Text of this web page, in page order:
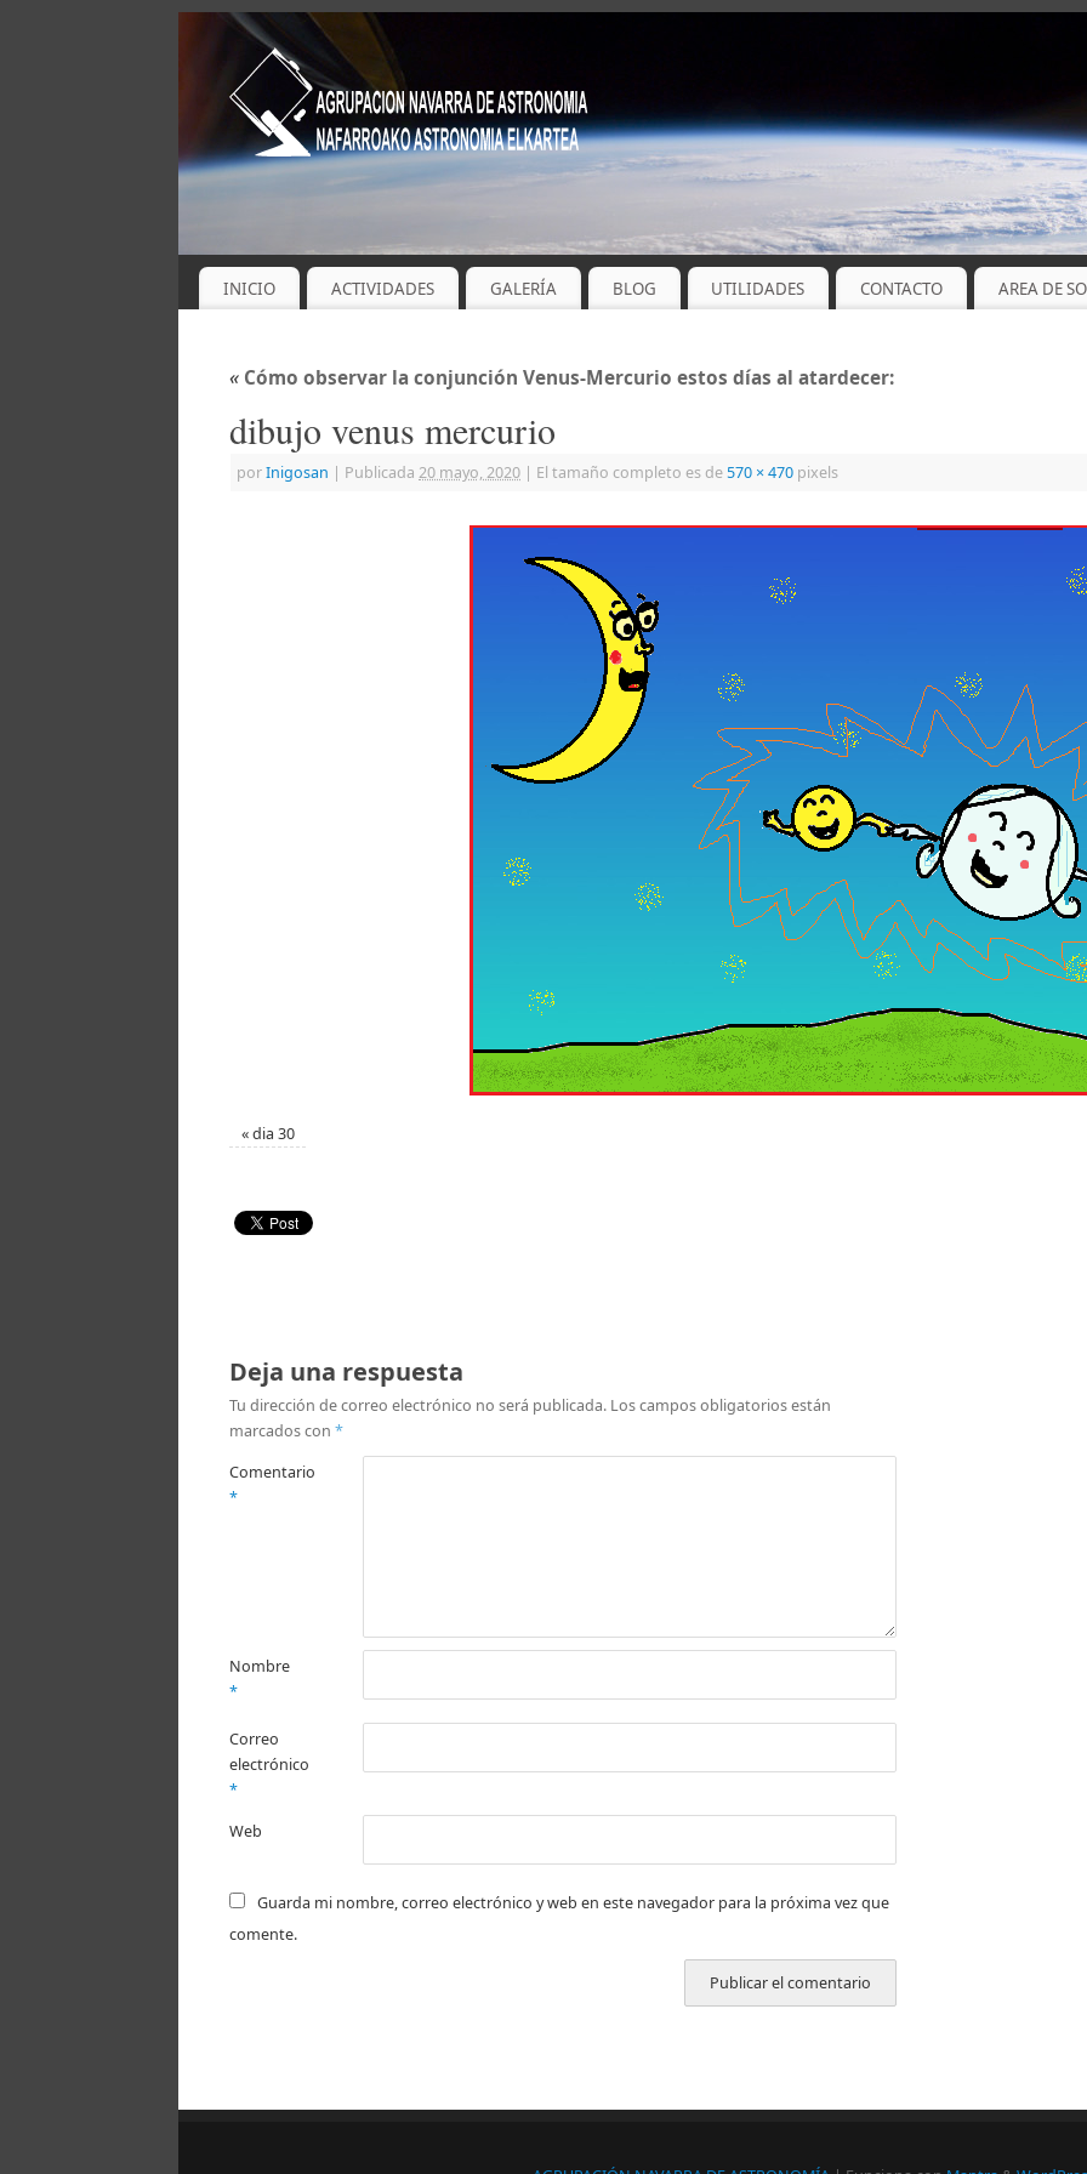
INICIO ACTIVIDADES GALERÍA BLOG UTILIDADES CONTACTO AREA DE
« Cómo observar la conjunción Venus-Mercurio estos días al atardecer:
dibujo venus mercurio
porInigosan | Publicada 20 mayo, 2020 | El tamaño completo es de570 × 470 pixels
«dia 30
Deja una respuesta
Tu dirección de correo electrónico no será publicada. Los campos obligatorios están
marcados con *
Comentario
*
Nombre
*
Correo
electrónico
*
Web
Guarda mi nombre, correo electrónico y web en este navegador para la próxima vez que
comente.